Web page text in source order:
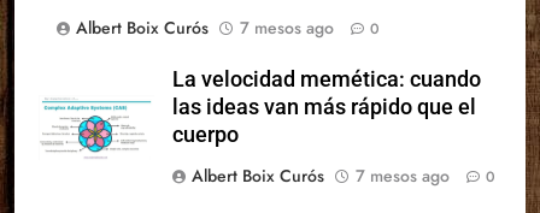
Albert Boix Curós
7 mesos ago 0
La velocidad memética: cuando
las ideas van más rápido que el
cuerpo
Albert Boix Curós
7 mesos ago 0